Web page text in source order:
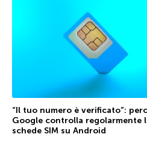
“Il tuo numero è verificato”:
Google controlla regolarmente
schede SIM su Android